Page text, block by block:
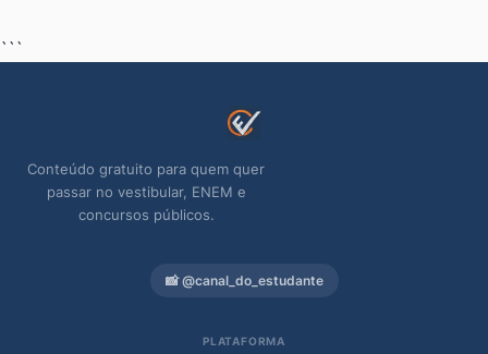
```
Conteúdo gratuito para quem quer
passar no vestibular, ENEM e
concursos públicos.
📸 @canal_do_estudante
PLATAFORMA